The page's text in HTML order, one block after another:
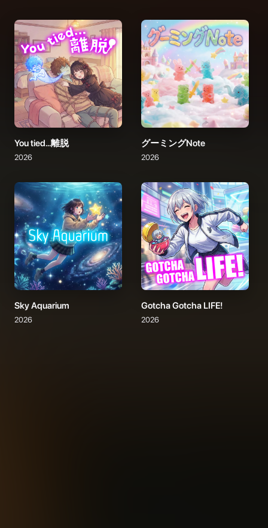
You tied...離脱
2026
グーミングNote
2026
Sky Aquarium
2026
Gotcha Gotcha LIFE!
2026